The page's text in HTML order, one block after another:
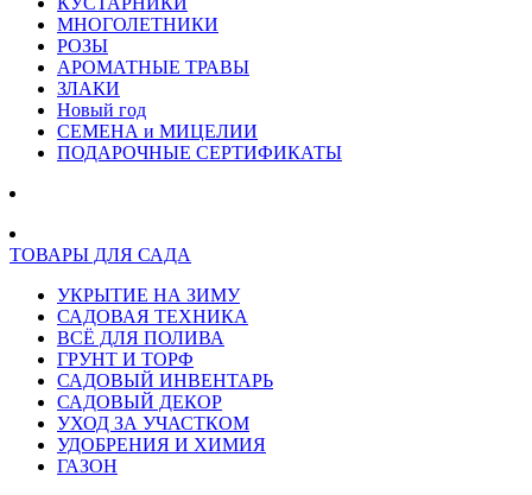
МНОГОЛЕТНИКИ
РОЗЫ
АРОМАТНЫЕ ТРАВЫ
ЗЛАКИ
Новый год
СЕМЕНА и МИЦЕЛИИ
ПОДАРОЧНЫЕ СЕРТИФИКАТЫ
ТОВАРЫ ДЛЯ САДА
УКРЫТИЕ НА ЗИМУ
САДОВАЯ ТЕХНИКА
ВСЁ ДЛЯ ПОЛИВА
ГРУНТ И ТОРФ
САДОВЫЙ ИНВЕНТАРЬ
САДОВЫЙ ДЕКОР
УХОД ЗА УЧАСТКОМ
УДОБРЕНИЯ И ХИМИЯ
ГАЗОН